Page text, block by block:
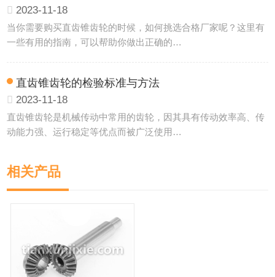
2023-11-18
当你需要购买直齿锥齿轮的时候，如何挑选合格厂家呢？这里有
一些有用的指南，可以帮助你做出正确的…
直齿锥齿轮的检验标准与方法
2023-11-18
直齿锥齿轮是机械传动中常用的齿轮，因其具有传动效率高、传
动能力强、运行稳定等优点而被广泛使用…
相关产品